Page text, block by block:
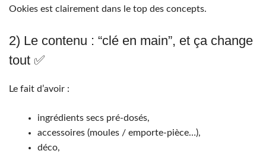
Ookies est clairement dans le top des concepts.
2) Le contenu : “clé en main”, et ça change
tout ✅
Le fait d’avoir :
ingrédients secs pré-dosés,
accessoires (moules / emporte-pièce…),
déco,